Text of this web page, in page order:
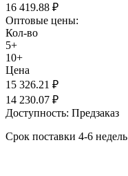
16 419.88 ₽
Оптовые цены:
Кол-во
5+
10+
Цена
15 326.21 ₽
14 230.07 ₽
Доступность: Предзаказ
Срок поставки 4-6 недель